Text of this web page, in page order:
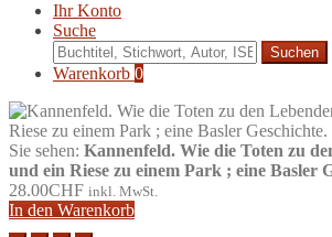
Ihr Konto
Suche
Suche
nach:
Warenkorb 0
Sie sehen: Kannenfeld. Wie die Toten zu
und ein Riese zu einem Park ; eine Basler
28.00CHF inkl. MwSt.
In den Warenkorb